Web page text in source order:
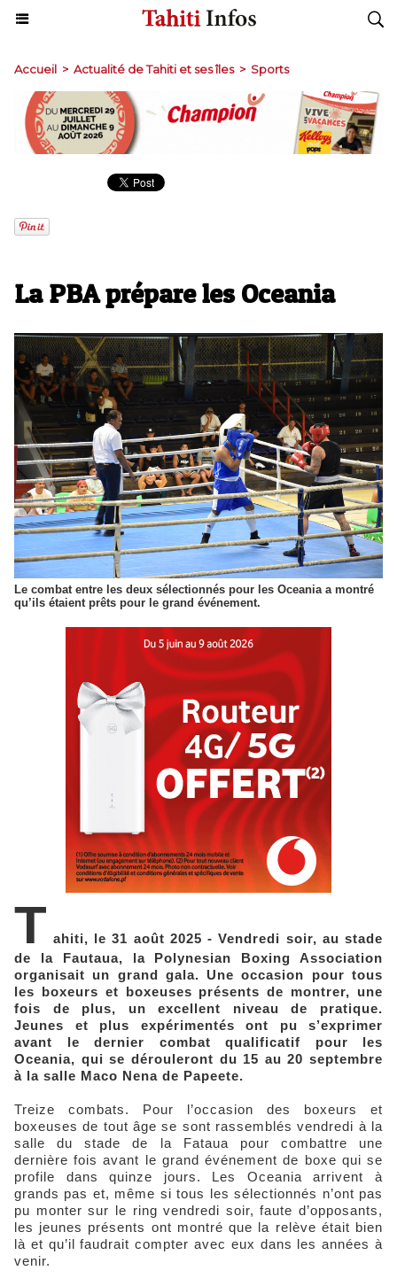
Accueil > Actualité de Tahiti et ses îles > Sports
La PBA prépare les Oceania
Le combat entre les deux sélectionnés pour les Oceania a montré
qu’ils étaient prêts pour le grand événement.
T ahiti, le 31 août 2025 - Vendredi soir, au stade
de la Fautaua, la Polynesian Boxing Association
organisait un grand gala. Une occasion pour tous
les boxeurs et boxeuses présents de montrer, une
fois de plus, un excellent niveau de pratique.
Jeunes et plus expérimentés ont pu s’exprimer
avant le dernier combat qualificatif pour les
Oceania, qui se dérouleront du 15 au 20 septembre
à la salle Maco Nena de Papeete.
Treize combats. Pour l’occasion des boxeurs et
boxeuses de tout âge se sont rassemblés vendredi à la
salle du stade de la Fataua pour combattre une
dernière fois avant le grand événement de boxe qui se
profile dans quinze jours. Les Oceania arrivent à
grands pas et, même si tous les sélectionnés n’ont pas
pu monter sur le ring vendredi soir, faute d’opposants,
les jeunes présents ont montré que la relève était bien
là et qu’il faudrait compter avec eux dans les années à
venir.